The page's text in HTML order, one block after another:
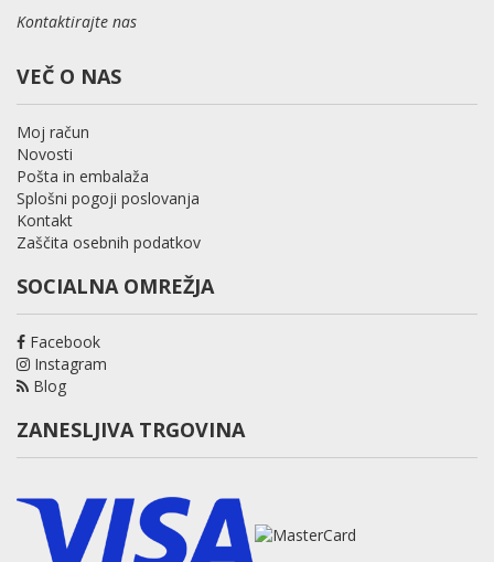
Kontaktirajte nas
VEČ O NAS
Moj račun
Novosti
Pošta in embalaža
Splošni pogoji poslovanja
Kontakt
Zaščita osebnih podatkov
SOCIALNA OMREŽJA
Facebook
Instagram
Blog
ZANESLJIVA TRGOVINA